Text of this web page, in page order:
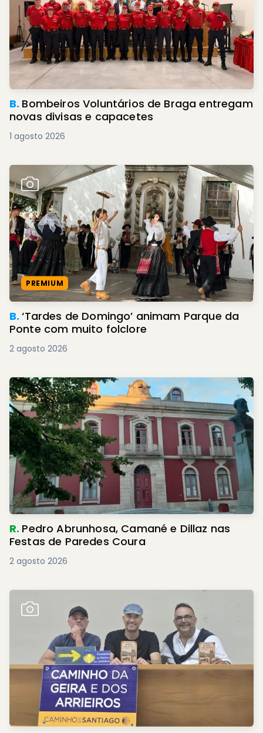
B. Bombeiros Voluntários de Braga entregam
novas divisas e capacetes
1 agosto 2026
PREMIUM
B.‘Tardes de Domingo’ animam Parque da
Ponte com muito folclore
2 agosto 2026
R. Pedro Abrunhosa, Camané e Dillaz nas
Festas de Paredes Coura
2 agosto 2026